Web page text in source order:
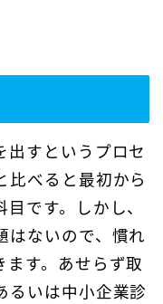
出すというプロセ
比べると最初から
です。しかし、
はないので、慣れ
ます。あせらず取
るいは中小企業診